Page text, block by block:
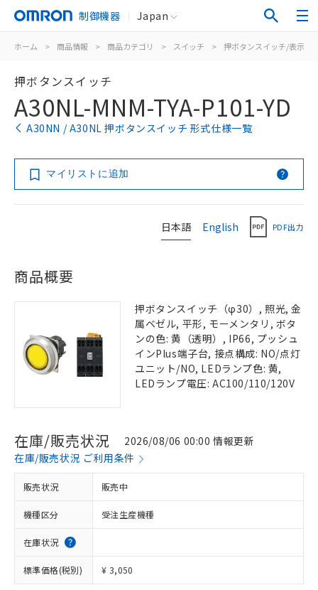
制御機器 Japan
ホーム > 商品情報 > 商品カテゴリ > スイッチ > 押ボタンスイッチ/表示灯
押ボタンスイッチ
A30NL-MNM-TYA-P101-YD
A30NN / A30NL 押ボタンスイッチ 形式仕様一覧
マイリストに追加
日本語 English PDF出力
商品概要
押ボタンスイッチ（φ30）, 照光, 金
属ベゼル, 平形, モーメンタリ, ボタ
ンの色: 黄（透明）, IP66, プッシュ
インPlus端子台, 接点構成: NO/点灯
ユニット/NO, LEDランプ色: 黄,
LEDランプ電圧: AC100/110/120V
在庫/販売状況
2026/08/06 00:00 情報更新
在庫/販売状況 ご利用条件
販売状況 販売中
機種区分 受注生産機種
在庫状況
標準価格(税別) ¥ 3,050